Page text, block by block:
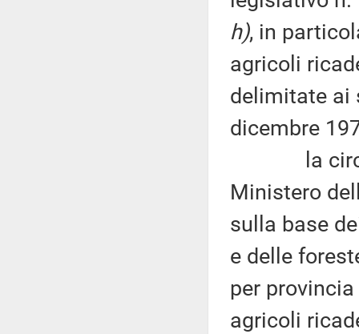
h), in
agricoli
delimitate ai
dicembre
la
Ministero
sulla base
e delle
per
agricoli